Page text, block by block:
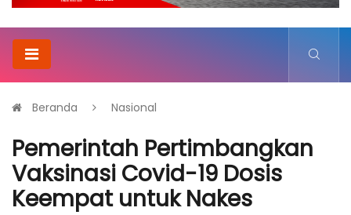
Beranda Nasional
Pemerintah Pertimbangkan
Vaksinasi Covid-19 Dosis
Keempat untuk Nakes